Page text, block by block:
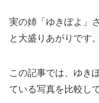
実の姉「ゆきぽよ」
と大盛りあがりです。
この記事では、ゆき
ている写真を比較し